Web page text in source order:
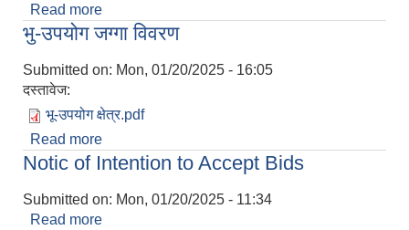
Read more
सूचना ।
भु-उपयोग जग्गा विवरण
Submitted on: Mon, 01/20/2025 - 16:05
दस्तावेज:
भू-उपयोग क्षेत्र.pdf
Read more
Notic of Intention to Accept Bids
Submitted on: Mon, 01/20/2025 - 11:34
Read more